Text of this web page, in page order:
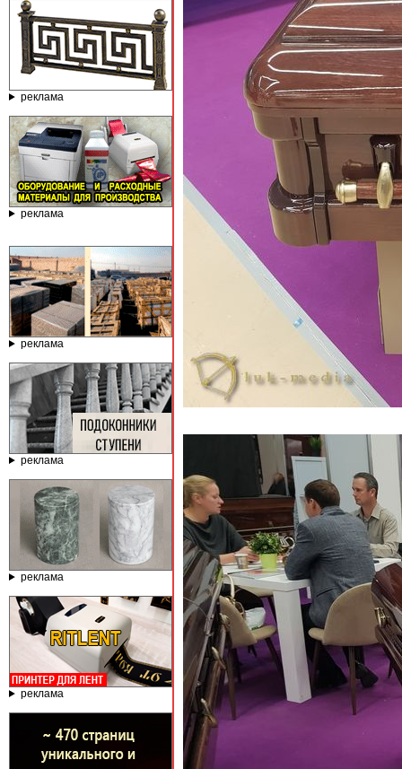
реклама
реклама
реклама
реклама
реклама
реклама